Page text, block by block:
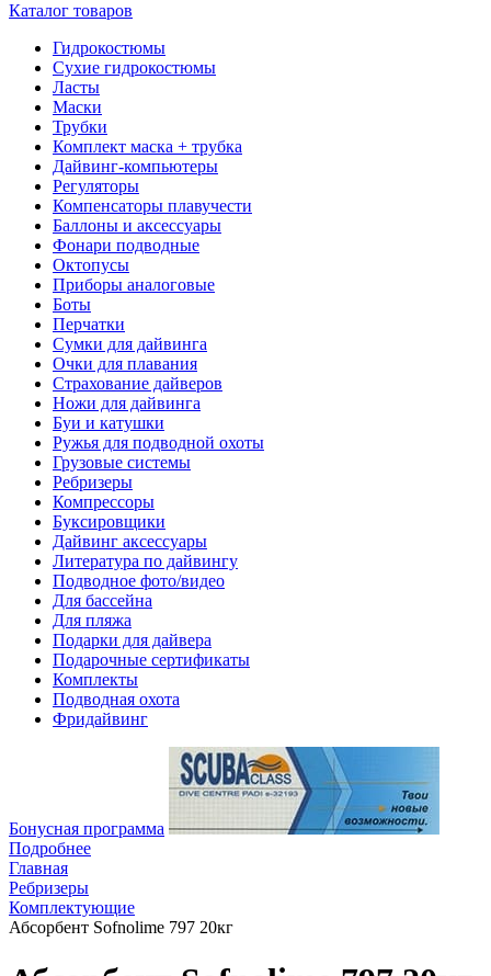
Каталог товаров
Гидрокостюмы
Сухие гидрокостюмы
Ласты
Маски
Трубки
Комплект маска + трубка
Дайвинг-компьютеры
Регуляторы
Компенсаторы плавучести
Баллоны и аксессуары
Фонари подводные
Октопусы
Приборы аналоговые
Боты
Перчатки
Сумки для дайвинга
Очки для плавания
Страхование дайверов
Ножи для дайвинга
Буи и катушки
Ружья для подводной охоты
Грузовые системы
Ребризеры
Компрессоры
Буксировщики
Дайвинг аксессуары
Литература по дайвингу
Подводное фото/видео
Для бассейна
Для пляжа
Подарки для дайвера
Подарочные сертификаты
Комплекты
Подводная охота
Фридайвинг
Бонусная программа
Подробнее
Главная
Ребризеры
Комплектующие
Абсорбент Sofnolime 797 20кг